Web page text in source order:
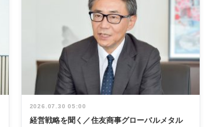
2026.07.30 05:00
経営戦略を聞く／住友商事グローバルメタル